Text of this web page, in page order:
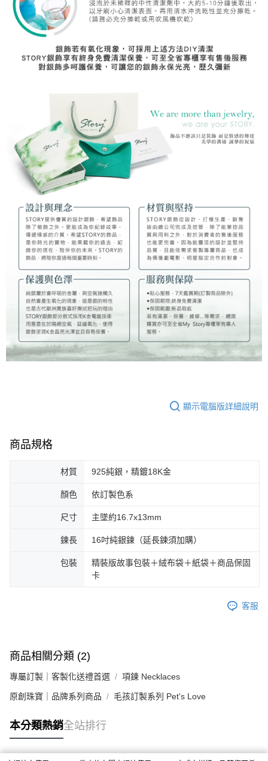
顯示電腦版詳細說明
商品規格
材質 925純銀，精鍍18K金
顏色 依訂製色系
尺寸 主墜約16.7x13mm
鍊長 16吋純銀鍊（延長鍊須加購）
包裝
精裝版故事包裝＋絨布袋＋紙袋＋商品保固
卡
客服
商品相關分類 (2)
專屬訂製｜客製化送禮首選 項鍊 Necklaces
原創珠寶｜品牌系列商品 毛孩訂製系列 Pet's Love
本分類熱銷全站排行